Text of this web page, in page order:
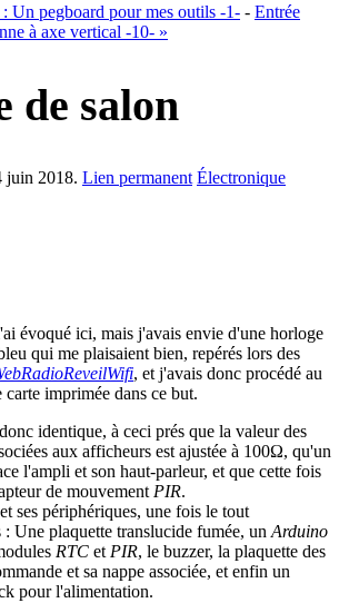
Un pegboard pour mes outils -1- - Entrée
à axe vertical -10- »
de salon
juin 2018. Lien permanent Électronique
évoqué ici, mais j'avais envie d'une horloge
qui me plaisaient bien, repérés lors des
, et j'avais donc procédé au
carte imprimée dans ce but.
identique, à ceci prés que la valeur des
aux afficheurs est ajustée à 100Ω, qu'un
l'ampli et son haut-parleur, et que cette fois
de mouvement PIR.
ses périphériques, une fois le tout
: Une plaquette translucide fumée, un Arduino
RTC et PIR, le buzzer, la plaquette des
et sa nappe associée, et enfin un
pour l'alimentation.